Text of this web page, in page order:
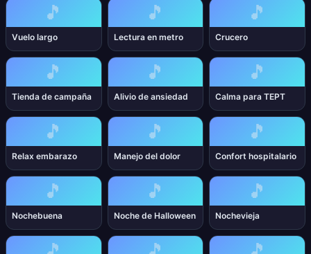
🎵
Vuelo largo
🎵
Lectura en metro
🎵
Crucero
🎵
Tienda de campaña
🎵
Alivio de ansiedad
🎵
Calma para TEPT
🎵
Relax embarazo
🎵
Manejo del dolor
🎵
Confort hospitalario
🎵
Nochebuena
🎵
Noche de Halloween
🎵
Nochevieja